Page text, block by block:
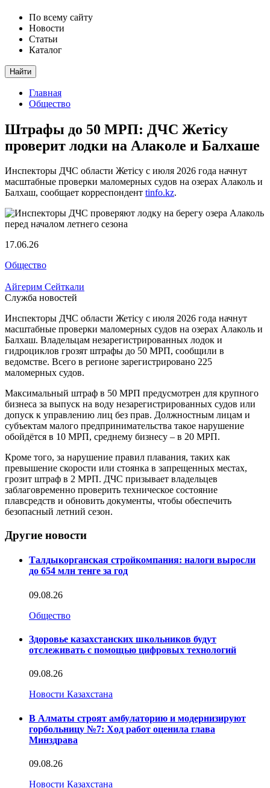
По всему сайту
Новости
Статьи
Каталог
Найти
Главная
Общество
Штрафы до 50 МРП: ДЧС Жетісу
проверит лодки на Алаколе и Балхаше
Инспекторы ДЧС области Жетісу с июля 2026 года начнут
масштабные проверки маломерных судов на озерах Алаколь и
Балхаш, сообщает корреспондент tinfo.kz.
17.06.26
Общество
Айгерим Сейткали
Служба новостей
Инспекторы ДЧС области Жетісу с июля 2026 года начнут
масштабные проверки маломерных судов на озерах Алаколь и
Балхаш. Владельцам незарегистрированных лодок и
гидроциклов грозят штрафы до 50 МРП, сообщили в
ведомстве. Всего в регионе зарегистрировано 225
маломерных судов.
Максимальный штраф в 50 МРП предусмотрен для крупного
бизнеса за выпуск на воду незарегистрированных судов или
допуск к управлению лиц без прав. Должностным лицам и
субъектам малого предпринимательства такое нарушение
обойдётся в 10 МРП, среднему бизнесу – в 20 МРП.
Кроме того, за нарушение правил плавания, таких как
превышение скорости или стоянка в запрещенных местах,
грозит штраф в 2 МРП. ДЧС призывает владельцев
заблаговременно проверить техническое состояние
плавсредств и обновить документы, чтобы обеспечить
безопасный летний сезон.
Другие новости
Талдыкорганская стройкомпания: налоги выросли
до 654 млн тенге за год
09.08.26
Общество
Здоровье казахстанских школьников будут
отслеживать с помощью цифровых технологий
09.08.26
Новости Казахстана
В Алматы строят амбулаторию и модернизируют
горбольницу №7: Ход работ оценила глава
Минздрава
09.08.26
Новости Казахстана